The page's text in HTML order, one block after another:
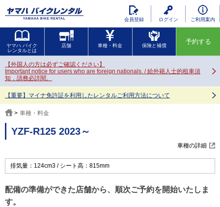
ご利用案内
ログイン
会員登録
ヤマハ バイク
レンタルとは
店舗 車種・料金 保険と補償
予約する
【外国人の方は必ずご確認ください】
Important notice for users who are foreign nationals. / 給外籍人士的租車須
知，請務必詳閱。
【重要】マイナ免許証を利用したレンタルご利用方法について
車種・料金
YZF-R125 2023～
車種の詳細
排気量：124cm3 シート高：815mm
配備の準備ができた店舗から、順次ご予約を開始いたしま
す。